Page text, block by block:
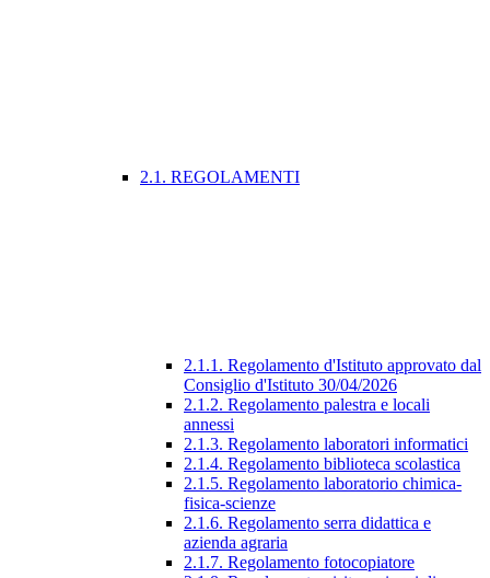
2.1. REGOLAMENTI
2.1.1. Regolamento d'Istituto approvato dal
Consiglio d'Istituto 30/04/2026
2.1.2. Regolamento palestra e locali
annessi
2.1.3. Regolamento laboratori informatici
2.1.4. Regolamento biblioteca scolastica
2.1.5. Regolamento laboratorio chimica-
fisica-scienze
2.1.6. Regolamento serra didattica e
azienda agraria
2.1.7. Regolamento fotocopiatore